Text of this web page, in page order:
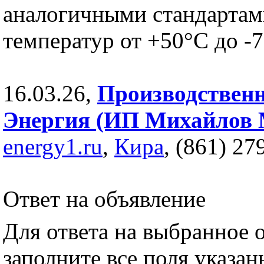
аналогичными
температур от +50°С до -
16.03.26,
Энергия (ИП
energy1.ru, Кира, (861)
Ответ на объявление
Для ответа на выбранное
заполните все поля